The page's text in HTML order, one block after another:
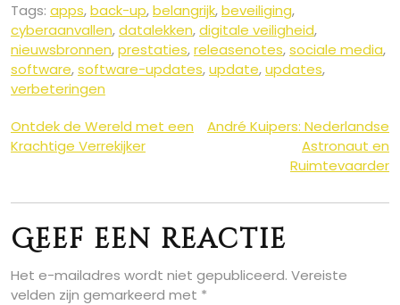
Tags: apps,back-up,belangrijk,beveiliging,
cyberaanvallen,datalekken,digitale veiligheid,
nieuwsbronnen,prestaties,releasenotes,sociale media,
software,software-updates,update,updates,
verbeteringen
Berichtnavigatie
Ontdek de Wereld met een
Krachtige Verrekijker
André Kuipers: Nederlandse
Astronaut en
Ruimtevaarder
Geef een reactie
Het e-mailadres wordt niet gepubliceerd. Vereiste
velden zijn gemarkeerd met *